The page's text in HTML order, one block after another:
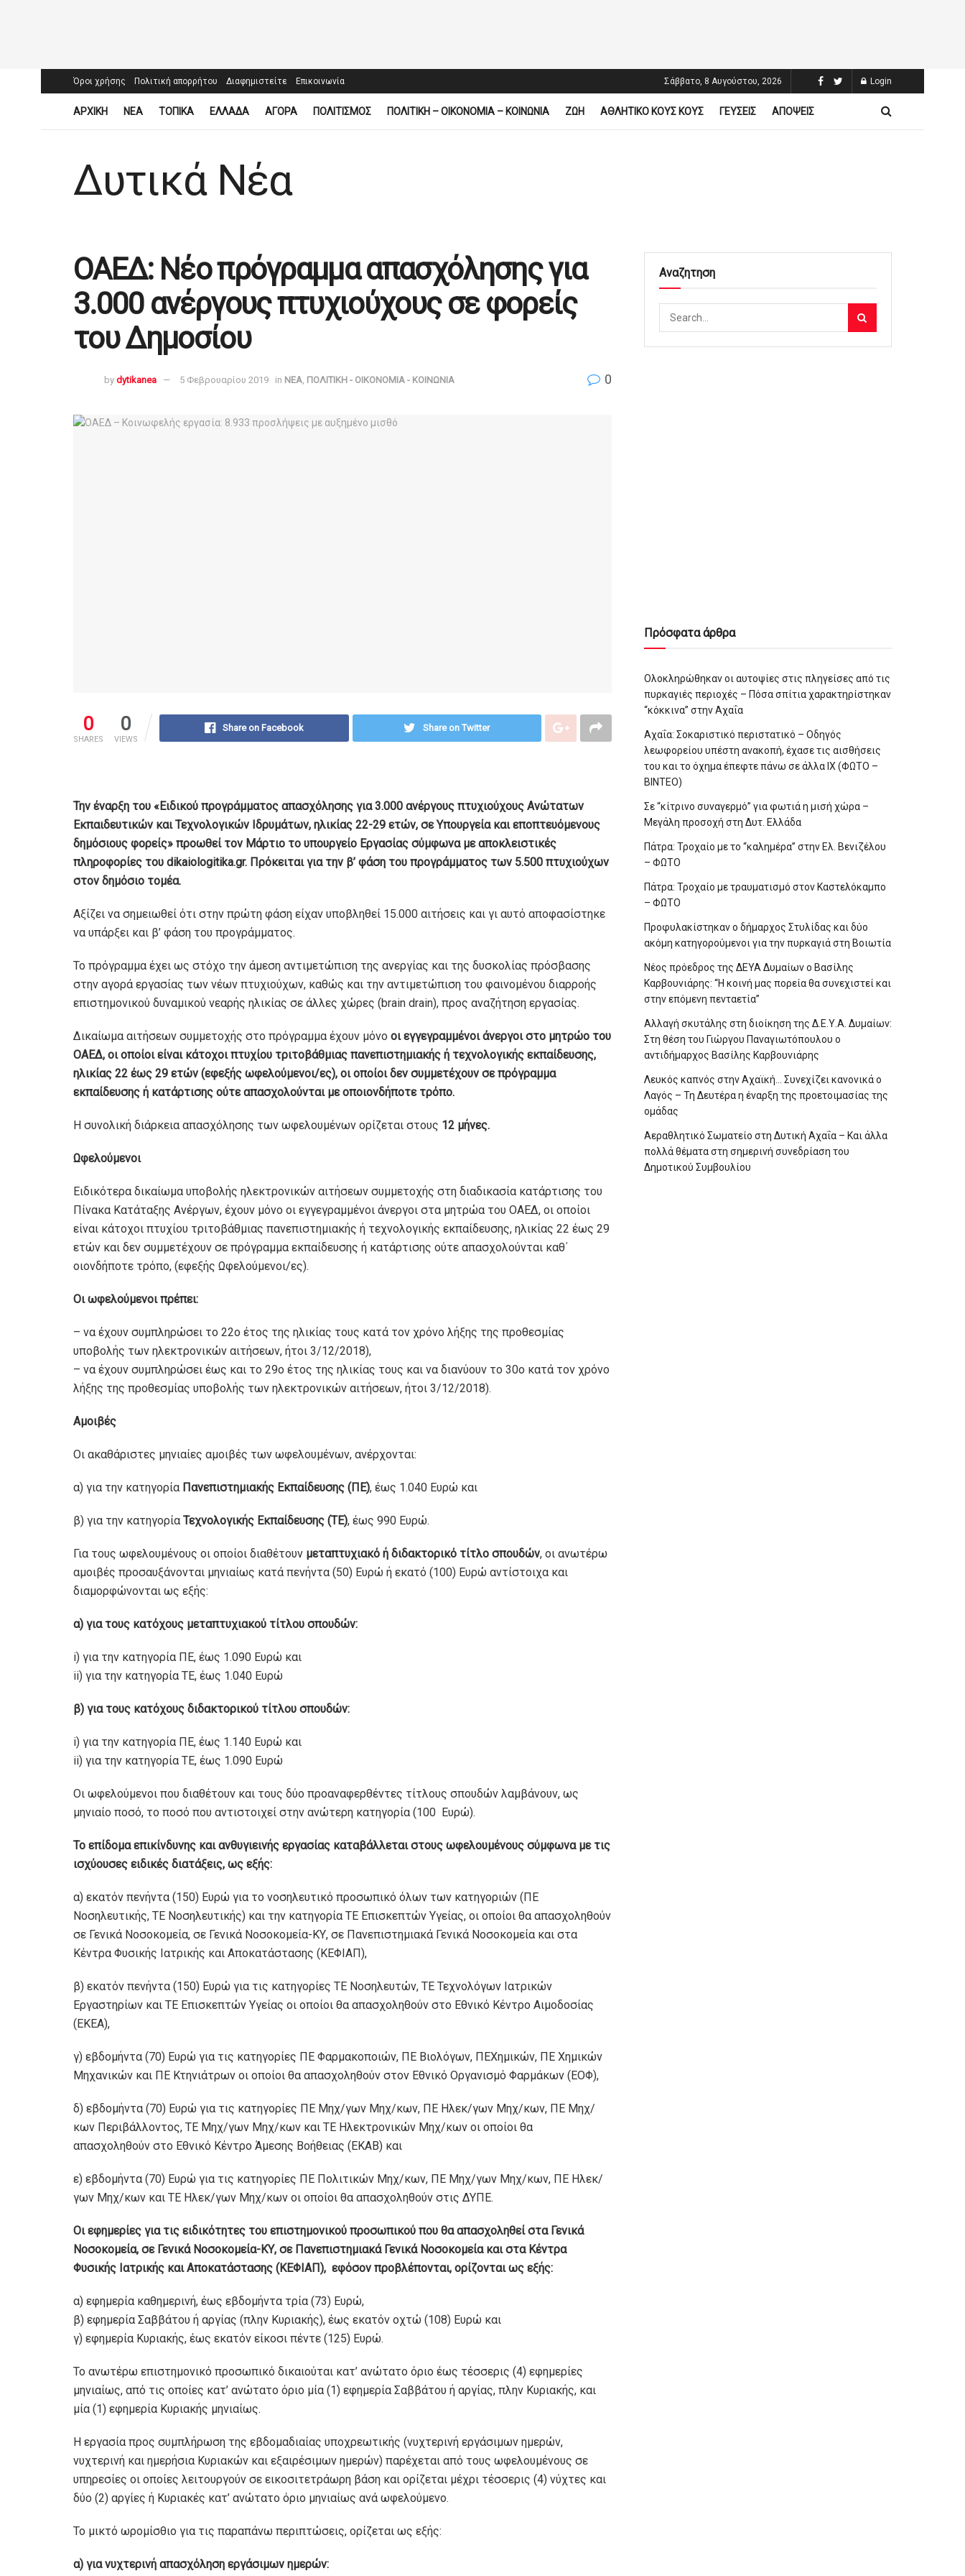
Όροι χρήσης Πολιτική απορρήτου Διαφημιστείτε Επικοινωνία Σάββατο, 8 Αυγούστου, 2026 Login
ΑΡΧΙΚΗ ΝΕΑ ΤΟΠΙΚΑ ΕΛΛΑΔΑ ΑΓΟΡΑ ΠΟΛΙΤΙΣΜΟΣ ΠΟΛΙΤΙΚΗ – ΟΙΚΟΝΟΜΙΑ – ΚΟΙΝΩΝΙΑ ΖΩΗ ΑΘΛΗΤΙΚΟ ΚΟΥΣ ΚΟΥΣ ΓΕΥΣΕΙΣ ΑΠΟΨΕΙΣ
Δυτικά Νέα
ΟΑΕΔ: Νέο πρόγραμμα απασχόλησης για
3.000 ανέργους πτυχιούχους σε φορείς
του Δημοσίου
by dytikanea 5 Φεβρουαρίου 2019 in ΝΕΑ ΠΟΛΙΤΙΚΗ - ΟΙΚΟΝΟΜΙΑ - ΚΟΙΝΩΝΙΑ 0
0
SHARES
0
VIEWS
Share on Facebook Share on Twitter
Την έναρξη του «Ειδικού προγράμματος απασχόλησης για 3.000 ανέργους πτυχιούχους Ανώτατων
Εκπαιδευτικών και Τεχνολογικών Ιδρυμάτων, ηλικίας 22-29 ετών, σε Υπουργεία και εποπτευόμενους
δημόσιους φορείς» προωθεί τον Μάρτιο το υπουργείο Εργασίας σύμφωνα με αποκλειστικές
πληροφορίες του dikaiologitika.gr. Πρόκειται για την β’ φάση του προγράμματος των 5.500 πτυχιούχων
στον δημόσιο τομέα.
Αξίζει να σημειωθεί ότι στην πρώτη φάση είχαν υποβληθεί 15.000 αιτήσεις και γι αυτό αποφασίστηκε
να υπάρξει και β’ φάση του προγράμματος.
Το πρόγραμμα έχει ως στόχο την άμεση αντιμετώπιση της ανεργίας και της δυσκολίας πρόσβασης
στην αγορά εργασίας των νέων πτυχιούχων, καθώς και την αντιμετώπιση του φαινομένου διαρροής
επιστημονικού δυναμικού νεαρής ηλικίας σε άλλες χώρες (brain drain), προς αναζήτηση εργασίας.
Δικαίωμα αιτήσεων συμμετοχής στο πρόγραμμα έχουν μόνο οι εγγεγραμμένοι άνεργοι στο μητρώο του
ΟΑΕΔ, οι οποίοι είναι κάτοχοι πτυχίου τριτοβάθμιας πανεπιστημιακής ή τεχνολογικής εκπαίδευσης,
ηλικίας 22 έως 29 ετών (εφεξής ωφελούμενοι/ες), οι οποίοι δεν συμμετέχουν σε πρόγραμμα
εκπαίδευσης ή κατάρτισης ούτε απασχολούνται με οποιονδήποτε τρόπο.
Η συνολική διάρκεια απασχόλησης των ωφελουµένων ορίζεται στους 12 µήνες.
Ωφελούμενοι
Ειδικότερα δικαίωµα υποβολής ηλεκτρονικών αιτήσεων συµµετοχής στη διαδικασία κατάρτισης του
Πίνακα Κατάταξης Ανέργων, έχουν µόνο οι εγγεγραµµένοι άνεργοι στα µητρώα του ΟΑΕ∆, οι οποίοι
είναι κάτοχοι πτυχίου τριτοβάθµιας πανεπιστηµιακής ή τεχνολογικής εκπαίδευσης, ηλικίας 22 έως 29
ετών και δεν συµµετέχουν σε πρόγραµµα εκπαίδευσης ή κατάρτισης ούτε απασχολούνται καθ΄
οιονδήποτε τρόπο, (εφεξής Ωφελούµενοι/ες).
Οι ωφελούµενοι πρέπει:
– να έχουν συµπληρώσει το 22ο έτος της ηλικίας τους κατά τον χρόνο λήξης της προθεσµίας
υποβολής των ηλεκτρονικών αιτήσεων, ήτοι 3/12/2018),
– να έχουν συµπληρώσει έως και το 29ο έτος της ηλικίας τους και να διανύουν το 30ο κατά τον χρόνο
λήξης της προθεσµίας υποβολής των ηλεκτρονικών αιτήσεων, ήτοι 3/12/2018).
Αμοιβές
Οι ακαθάριστες µηνιαίες αµοιβές των ωφελουµένων, ανέρχονται:
α) για την κατηγορία Πανεπιστηµιακής Εκπαίδευσης (ΠΕ), έως 1.040 Ευρώ και
β) για την κατηγορία Τεχνολογικής Εκπαίδευσης (ΤΕ), έως 990 Ευρώ.
Για τους ωφελουµένους οι οποίοι διαθέτουν µεταπτυχιακό ή διδακτορικό τίτλο σπουδών, οι ανωτέρω
αµοιβές προσαυξάνονται µηνιαίως κατά πενήντα (50) Ευρώ ή εκατό (100) Ευρώ αντίστοιχα και
διαµορφώνονται ως εξής:
α) για τους κατόχους µεταπτυχιακού τίτλου σπουδών:
i) για την κατηγορία ΠΕ, έως 1.090 Ευρώ και
ii) για την κατηγορία ΤΕ, έως 1.040 Ευρώ
β) για τους κατόχους διδακτορικού τίτλου σπουδών:
i) για την κατηγορία ΠΕ, έως 1.140 Ευρώ και
ii) για την κατηγορία ΤΕ, έως 1.090 Ευρώ
Οι ωφελούµενοι που διαθέτουν και τους δύο προαναφερθέντες τίτλους σπουδών λαµβάνουν, ως
µηνιαίο ποσό, το ποσό που αντιστοιχεί στην ανώτερη κατηγορία (100 Ευρώ).
Το επίδοµα επικίνδυνης και ανθυγιεινής εργασίας καταβάλλεται στους ωφελουµένους σύµφωνα µε τις
ισχύουσες ειδικές διατάξεις, ως εξής:
α) εκατόν πενήντα (150) Ευρώ για το νοσηλευτικό προσωπικό όλων των κατηγοριών (ΠΕ
Νοσηλευτικής, ΤΕ Νοσηλευτικής) και την κατηγορία ΤΕ Επισκεπτών Υγείας, οι οποίοι θα απασχοληθούν
σε Γενικά Νοσοκοµεία, σε Γενικά Νοσοκοµεία-ΚΥ, σε Πανεπιστηµιακά Γενικά Νοσοκοµεία και στα
Κέντρα Φυσικής Ιατρικής και Αποκατάστασης (ΚΕΦΙΑΠ),
β) εκατόν πενήντα (150) Ευρώ για τις κατηγορίες ΤΕ Νοσηλευτών, ΤΕ Τεχνολόγων Ιατρικών
Εργαστηρίων και ΤΕ Επισκεπτών Υγείας οι οποίοι θα απασχοληθούν στο Εθνικό Κέντρο Αιµοδοσίας
(ΕΚΕΑ),
γ) εβδοµήντα (70) Ευρώ για τις κατηγορίες ΠΕ Φαρµακοποιών, ΠΕ Βιολόγων, ΠΕΧηµικών, ΠΕ Χηµικών
Μηχανικών και ΠΕ Κτηνιάτρων οι οποίοι θα απασχοληθούν στον Εθνικό Οργανισµό Φαρµάκων (ΕΟΦ),
δ) εβδοµήντα (70) Ευρώ για τις κατηγορίες ΠΕ Μηχ/γων Μηχ/κων, ΠΕ Ηλεκ/γων Μηχ/κων, ΠΕ Μηχ/
κων Περιβάλλοντος, ΤΕ Μηχ/γων Μηχ/κων και ΤΕ Ηλεκτρονικών Μηχ/κων οι οποίοι θα
απασχοληθούν στο Εθνικό Κέντρο Άµεσης Βοήθειας (ΕΚΑΒ) και
ε) εβδοµήντα (70) Ευρώ για τις κατηγορίες ΠΕ Πολιτικών Μηχ/κων, ΠΕ Μηχ/γων Μηχ/κων, ΠΕ Ηλεκ/
γων Μηχ/κων και ΤΕ Ηλεκ/γων Μηχ/κων οι οποίοι θα απασχοληθούν στις ∆ΥΠΕ.
Οι εφηµερίες για τις ειδικότητες του επιστηµονικού προσωπικού που θα απασχοληθεί στα Γενικά
Νοσοκοµεία, σε Γενικά Νοσοκοµεία-ΚΥ, σε Πανεπιστηµιακά Γενικά Νοσοκοµεία και στα Κέντρα
Φυσικής Ιατρικής και Αποκατάστασης (ΚΕΦΙΑΠ), εφόσον προβλέπονται, ορίζονται ως εξής:
α) εφηµερία καθηµερινή, έως εβδοµήντα τρία (73) Ευρώ,
β) εφηµερία Σαββάτου ή αργίας (πλην Κυριακής), έως εκατόν οχτώ (108) Ευρώ και
γ) εφηµερία Κυριακής, έως εκατόν είκοσι πέντε (125) Ευρώ.
Το ανωτέρω επιστηµονικό προσωπικό δικαιούται κατ’ ανώτατο όριο έως τέσσερις (4) εφηµερίες
µηνιαίως, από τις οποίες κατ’ ανώτατο όριο µία (1) εφηµερία Σαββάτου ή αργίας, πλην Κυριακής, και
µία (1) εφηµερία Κυριακής µηνιαίως.
Η εργασία προς συµπλήρωση της εβδοµαδιαίας υποχρεωτικής (νυχτερινή εργάσιµων ηµερών,
νυχτερινή και ηµερήσια Κυριακών και εξαιρέσιµων ηµερών) παρέχεται από τους ωφελουµένους σε
υπηρεσίες οι οποίες λειτουργούν σε εικοσιτετράωρη βάση και ορίζεται µέχρι τέσσερις (4) νύχτες και
δύο (2) αργίες ή Κυριακές κατ’ ανώτατο όριο µηνιαίως ανά ωφελούµενο.
Το µικτό ωροµίσθιο για τις παραπάνω περιπτώσεις, ορίζεται ως εξής:
α) για νυχτερινή απασχόληση εργάσιµων ηµερών:
Αναζητηση
Πρόσφατα άρθρα
Ολοκληρώθηκαν οι αυτοψίες στις πληγείσες από τις
πυρκαγιές περιοχές – Πόσα σπίτια χαρακτηρίστηκαν
“κόκκινα” στην Αχαΐα
Αχαΐα: Σοκαριστικό περιστατικό – Οδηγός
λεωφορείου υπέστη ανακοπή, έχασε τις αισθήσεις
του και το όχημα έπεφτε πάνω σε άλλα ΙΧ (ΦΩΤΟ –
ΒΙΝΤΕΟ)
Σε “κίτρινο συναγερμό” για φωτιά η μισή χώρα –
Μεγάλη προσοχή στη Δυτ. Ελλάδα
Πάτρα: Τροχαίο με το “καλημέρα” στην Ελ. Βενιζέλου
– ΦΩΤΟ
Πάτρα: Τροχαίο με τραυματισμό στον Καστελόκαμπο
– ΦΩΤΟ
Προφυλακίστηκαν ο δήμαρχος Στυλίδας και δύο
ακόμη κατηγορούμενοι για την πυρκαγιά στη Βοιωτία
Νέος πρόεδρος της ΔΕΥΑ Δυμαίων ο Βασίλης
Καρβουνιάρης: “Η κοινή μας πορεία θα συνεχιστεί και
στην επόμενη πενταετία”
Αλλαγή σκυτάλης στη διοίκηση της Δ.Ε.Υ.Α. Δυμαίων:
Στη θέση του Γιώργου Παναγιωτόπουλου ο
αντιδήμαρχος Βασίλης Καρβουνιάρης
Λευκός καπνός στην Αχαϊκή… Συνεχίζει κανονικά ο
Λαγός – Τη Δευτέρα η έναρξη της προετοιμασίας της
ομάδας
Αεραθλητικό Σωματείο στη Δυτική Αχαΐα – Και άλλα
πολλά θέματα στη σημερινή συνεδρίαση του
Δημοτικού Συμβουλίου